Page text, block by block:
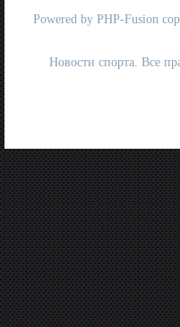
Powered by PHP-Fusion
Новости спорта. Все